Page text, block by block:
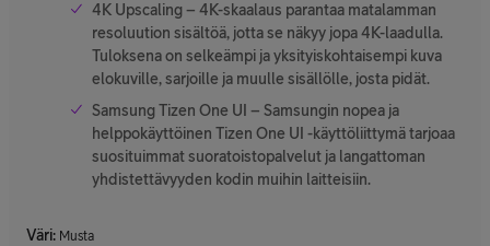
4K Upscaling – 4K-skaalaus parantaa matalamman
resoluution sisältöä, jotta se näkyy jopa 4K-laadulla.
Tuloksena on selkeämpi ja yksityiskohtaisempi kuva
elokuville, sarjoille ja muulle sisällölle, josta pidät.
Samsung Tizen One UI – Samsungin nopea ja
helppokäyttöinen Tizen One UI -käyttöliittymä tarjoaa
suosituimmat suoratoistopalvelut ja langattoman
yhdistettävyyden kodin muihin laitteisiin.
Väri: Musta